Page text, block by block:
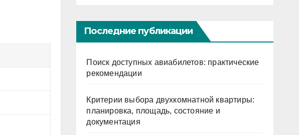
Последние публикации
Поиск доступных авиабилетов: практические
рекомендации
Критерии выбора двухкомнатной квартиры:
планировка, площадь, состояние и
документация